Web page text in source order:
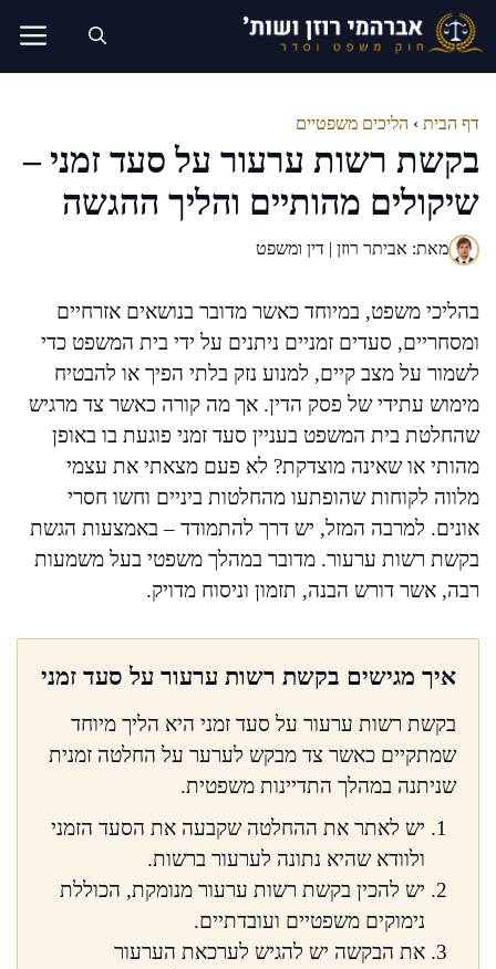
לדלג
לתוכן
דף הבית › הליכים משפטיים
בקשת רשות ערעור על סעד זמני –
שיקולים מהותיים והליך ההגשה
מאת: אביתר רוזן | דין ומשפט
בהליכי משפט, במיוחד כאשר מדובר בנושאים אזרחיים
ומסחריים, סעדים זמניים ניתנים על ידי בית המשפט כדי
לשמור על מצב קיים, למנוע נזק בלתי הפיך או להבטיח
מימוש עתידי של פסק הדין. אך מה קורה כאשר צד מרגיש
שהחלטת בית המשפט בעניין סעד זמני פוגעת בו באופן
מהותי או שאינה מוצדקת? לא פעם מצאתי את עצמי
מלווה לקוחות שהופתעו מהחלטות ביניים וחשו חסרי
אונים. למרבה המזל, יש דרך להתמודד – באמצעות הגשת
בקשת רשות ערעור. מדובר במהלך משפטי בעל משמעות
רבה, אשר דורש הבנה, תזמון וניסוח מדויק.
איך מגישים בקשת רשות ערעור על סעד זמני
בקשת רשות ערעור על סעד זמני היא הליך מיוחד
שמתקיים כאשר צד מבקש לערער על החלטה זמנית
שניתנה במהלך התדיינות משפטית.
יש לאתר את ההחלטה שקבעה את הסעד הזמני
ולוודא שהיא נתונה לערעור ברשות.
יש להכין בקשת רשות ערעור מנומקת, הכוללת
נימוקים משפטיים ועובדתיים.
את הבקשה יש להגיש לערכאת הערעור